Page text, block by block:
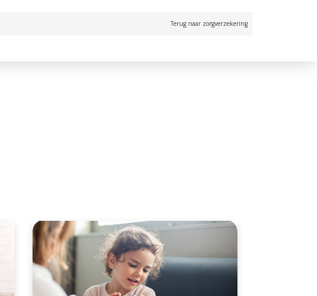
Terug naar zorgverzekering